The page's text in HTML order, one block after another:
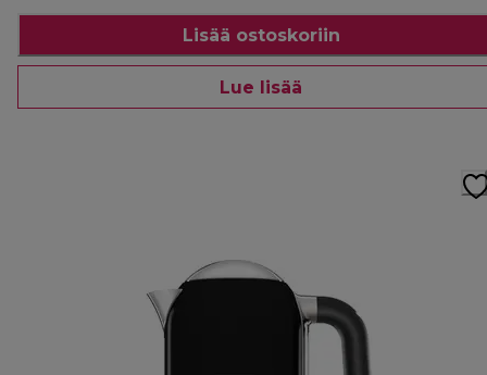
Lisää ostoskoriin
Lue lisää